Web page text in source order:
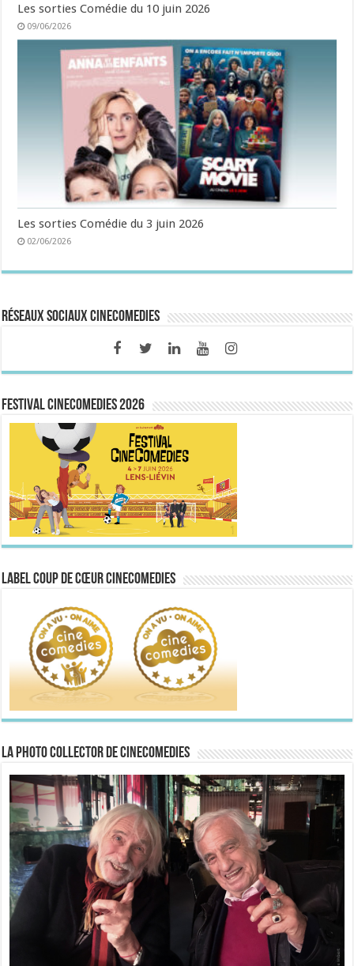
Les sorties Comédie du 10 juin 2026
09/06/2026
Les sorties Comédie du 3 juin 2026
02/06/2026
Réseaux sociaux CineComedies
FESTIVAL CINECOMEDIES 2026
Label Coup de Cœur CineComedies
La Photo collector de CineComedies